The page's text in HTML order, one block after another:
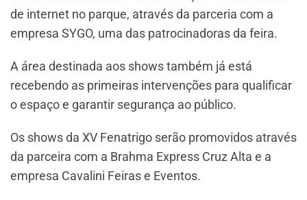
de internet no parque, através da parceria com a
empresa SYGO, uma das patrocinadoras da feira.
A área destinada aos shows também já está
recebendo as primeiras intervenções para qualificar
o espaço e garantir segurança ao público.
Os shows da XV Fenatrigo serão promovidos através
da parceira com a Brahma Express Cruz Alta e a
empresa Cavalini Feiras e Eventos.